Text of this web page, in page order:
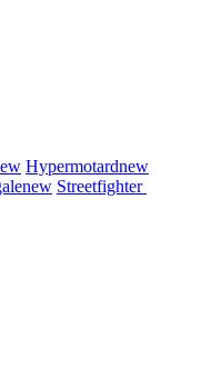
Hypermotardnew
new Streetfighter